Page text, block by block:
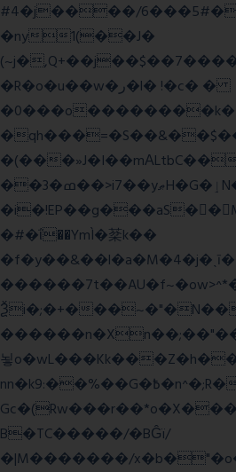
#4�j����/
�ny1(��J�
�R�o�u��w�ر�l� !�c� �
�(���»J�I��mΑLtbC��
��3�ߘ��>i7��yޠH�G�ٳN�=�<�$]
�#�ΐ��YmÌ�棻k��
������7t�
Ѯi�;�+�
뇧
nn�k9:��%��G�߿�n^�;R�<����6���~
B�TC�����/�BĜï/
�|M�������/